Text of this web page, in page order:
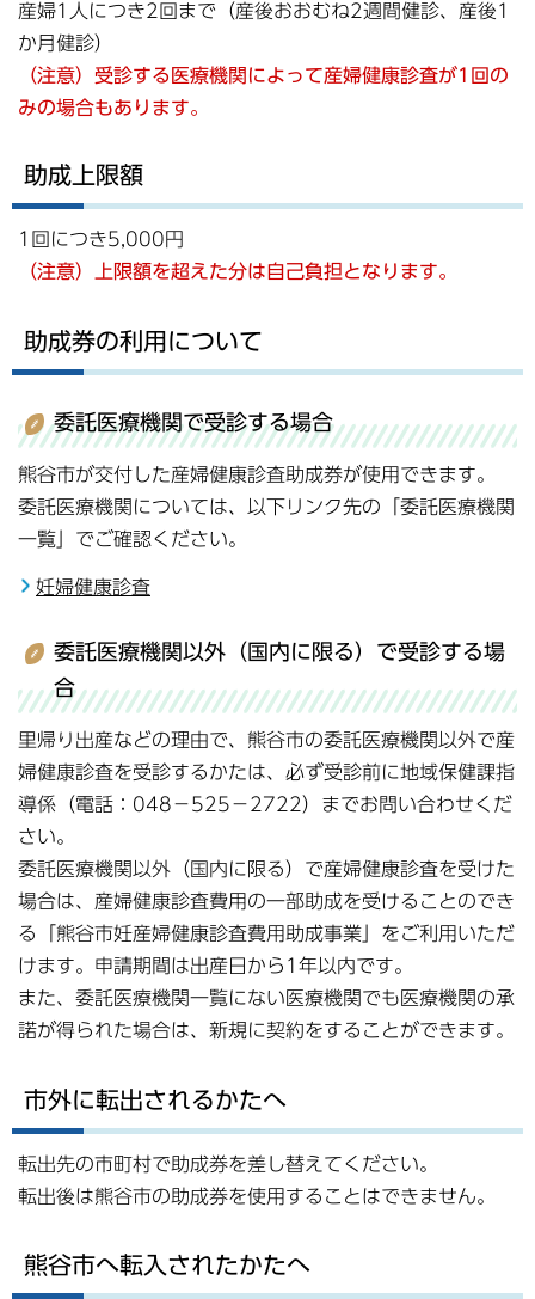
産婦1人につき2回まで（産後おおむね2週間健診、産後1
か月健診）
（注意） 受診する医療機関によって産婦健康診査が1回の
みの場合もあります。
助成上限額
1回につき5,000円
（注意）
上限額を超えた分は自己負担となります。
助成券の利用について
委託医療機関で受診する場合
熊谷市が交付した産婦健康診査助成券が使用できます。
委託医療機関については、以下リンク先の「委託医療機関
一覧」でご確認ください。
妊婦健康診査
委託医療機関以外（国内に限る）で受診する場
合
里帰り出産などの理由で、熊谷市の委託医療機関以外で産
婦健康診査を受診するかたは、必ず受診前に地域保健課指
導係（電話：048－525－2722）までお問い合わせくだ
さい。
委託医療機関以外（国内に限る）で産婦健康診査を受けた
場合は、産婦健康診査費用の一部助成を受けることのでき
る「熊谷市妊産婦健康診査費用助成事業」をご利用いただ
けます。申請期間は出産日から1年以内です。
また、委託医療機関一覧にない医療機関でも医療機関の承
諾が得られた場合は、新規に契約をすることができます。
市外に転出されるかたへ
転出先の市町村で助成券を差し替えてください。
転出後は熊谷市の助成券を使用することはできません。
熊谷市へ転入されたかたへ